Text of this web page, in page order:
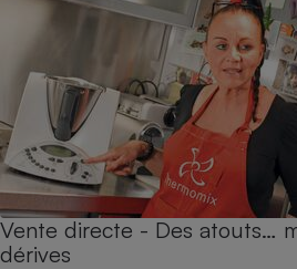
Vente directe - Des atouts…
dérives